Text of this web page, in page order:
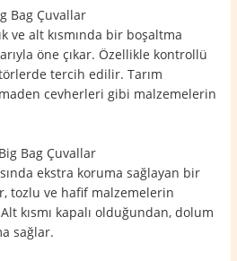
Bag Çuvallar
ve alt kısmında bir boşaltma
öne çıkar. Özellikle kontrollü
tercih edilir. Tarım
cevherleri gibi malzemelerin
Bag Çuvallar
ekstra koruma sağlayan bir
tozlu ve hafif malzemelerin
kısmı kapalı olduğundan, dolum
sağlar.